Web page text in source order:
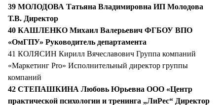
39 МОЛОДОВА Татьяна Владимировна ИП Молодова
Т.В. Директор
40 КАШЛЕНКО Михаил Валерьевич ФГБОУ ВПО
«ОмГПУ» Руководитель департамента
41 КОЛЯСИН Кирилл Вячеславович Группа компаний
«Маркетинг Pro» Исполнительный директор группы
компаний
42 СТЕПАШКИНА Любовь Юрьевна ООО «Центр
практической психологии и тренинга „ЛиРес“ Директор